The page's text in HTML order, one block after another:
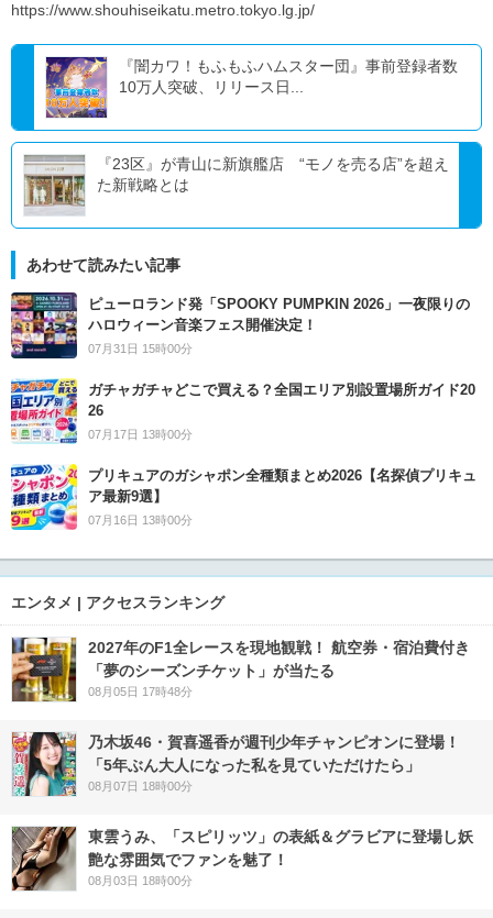
https://www.shouhiseikatu.metro.tokyo.lg.jp/
『闇カワ！もふもふハムスター団』事前登録者数
10万人突破、リリース日...
『23区』が青山に新旗艦店 “モノを売る店”を超え
た新戦略とは
あわせて読みたい記事
ピューロランド発「SPOOKY PUMPKIN 2026」一夜限りの
ハロウィーン音楽フェス開催決定！
07月31日 15時00分
ガチャガチャどこで買える？全国エリア別設置場所ガイド20
26
07月17日 13時00分
プリキュアのガシャポン全種類まとめ2026【名探偵プリキュ
ア最新9選】
07月16日 13時00分
エンタメ | アクセスランキング
2027年のF1全レースを現地観戦！ 航空券・宿泊費付き
「夢のシーズンチケット」が当たる
08月05日 17時48分
乃木坂46・賀喜遥香が週刊少年チャンピオンに登場！
「5年ぶん大人になった私を見ていただけたら」
08月07日 18時00分
東雲うみ、「スピリッツ」の表紙＆グラビアに登場し妖
艶な雰囲気でファンを魅了！
08月03日 18時00分